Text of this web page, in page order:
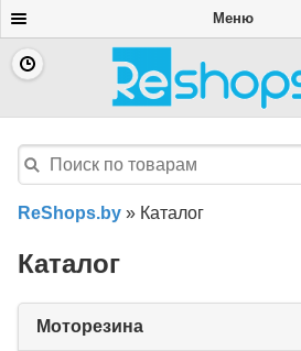
Меню
ReShops.by » Каталог
Каталог
Моторезина